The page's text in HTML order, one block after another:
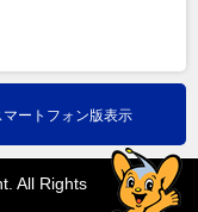
マートフォン版表示
All Rights